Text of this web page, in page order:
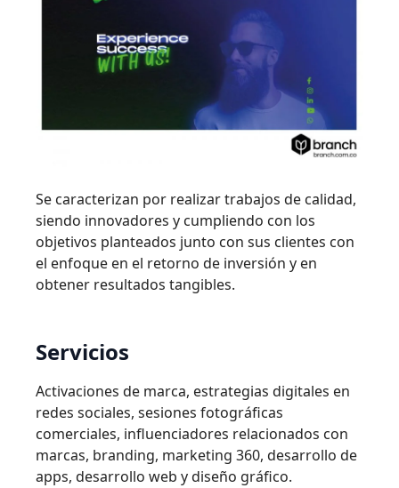
Se caracterizan por realizar trabajos de calidad,
siendo innovadores y cumpliendo con los
objetivos planteados junto con sus clientes con
el enfoque en el retorno de inversión y en
obtener resultados tangibles.
Servicios
Activaciones de marca, estrategias digitales en
redes sociales, sesiones fotográficas
comerciales, influenciadores relacionados con
marcas, branding, marketing 360, desarrollo de
apps, desarrollo web y diseño gráfico.